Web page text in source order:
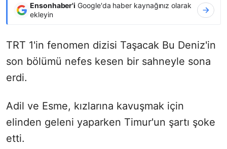
Ensonhaber'i Google'da haber kaynağınız olarak
ekleyin
TRT 1'in fenomen dizisi Taşacak Bu Deniz'in
son bölümü nefes kesen bir sahneyle sona
erdi.
Adil ve Esme, kızlarına kavuşmak için
elinden geleni yaparken Timur'un şartı şoke
etti.